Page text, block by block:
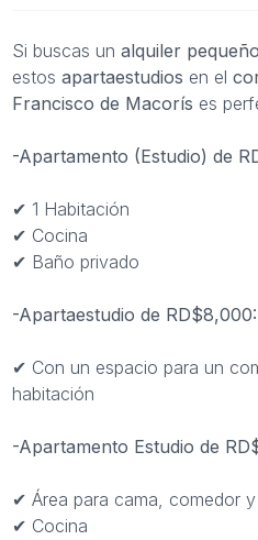
Si buscas unalquiler pequeño
estos apartaestudios en el
Francisco de Macorís es
-Apartamento (Estudio) de
✔ 1 Habitación
✔ Cocina
✔ Baño privado
-Apartaestudio de RD$8,000:
✔ Con un espacio para un
habitación
-Apartamento Estudio de
✔ Área para cama, comedor
✔ Cocina